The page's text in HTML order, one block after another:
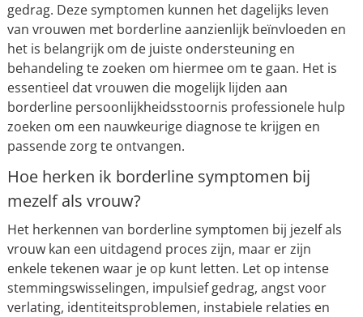
gedrag. Deze symptomen kunnen het dagelijks leven
van vrouwen met borderline aanzienlijk beïnvloeden en
het is belangrijk om de juiste ondersteuning en
behandeling te zoeken om hiermee om te gaan. Het is
essentieel dat vrouwen die mogelijk lijden aan
borderline persoonlijkheidsstoornis professionele hulp
zoeken om een nauwkeurige diagnose te krijgen en
passende zorg te ontvangen.
Hoe herken ik borderline symptomen bij
mezelf als vrouw?
Het herkennen van borderline symptomen bij jezelf als
vrouw kan een uitdagend proces zijn, maar er zijn
enkele tekenen waar je op kunt letten. Let op intense
stemmingswisselingen, impulsief gedrag, angst voor
verlating, identiteitsproblemen, instabiele relaties en